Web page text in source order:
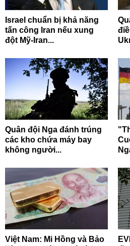
Israel chuẩn bị khả năng
tấn công Iran nếu xung
đột Mỹ-Iran...
Quân đội Nga đánh trúng
các kho chứa máy bay
không người...
Việt Nam: Mi Hồng và Bảo